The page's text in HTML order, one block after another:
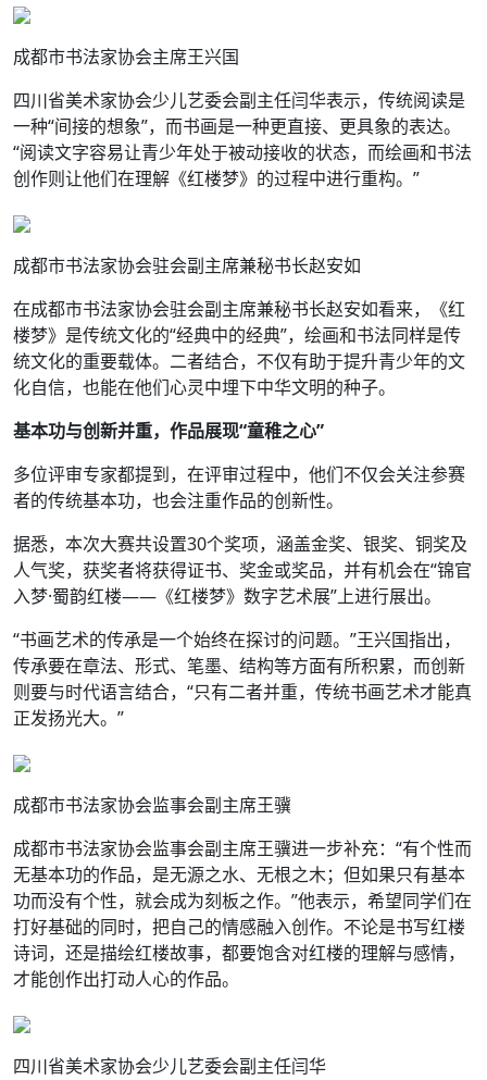
成都市书法家协会主席王兴国
四川省美术家协会少儿艺委会副主任闫华表示，传统阅读是
一种“间接的想象”，而书画是一种更直接、更具象的表达。
“阅读文字容易让青少年处于被动接收的状态，而绘画和书法
创作则让他们在理解《红楼梦》的过程中进行重构。”
成都市书法家协会驻会副主席兼秘书长赵安如
在成都市书法家协会驻会副主席兼秘书长赵安如看来，《红
楼梦》是传统文化的“经典中的经典”，绘画和书法同样是传
统文化的重要载体。二者结合，不仅有助于提升青少年的文
化自信，也能在他们心灵中埋下中华文明的种子。
基本功与创新并重，作品展现“童稚之心”
多位评审专家都提到，在评审过程中，他们不仅会关注参赛
者的传统基本功，也会注重作品的创新性。
据悉，本次大赛共设置30个奖项，涵盖金奖、银奖、铜奖及
人气奖，获奖者将获得证书、奖金或奖品，并有机会在“锦官
入梦·蜀韵红楼——《红楼梦》数字艺术展”上进行展出。
“书画艺术的传承是一个始终在探讨的问题。”王兴国指出，
传承要在章法、形式、笔墨、结构等方面有所积累，而创新
则要与时代语言结合，“只有二者并重，传统书画艺术才能真
正发扬光大。”
成都市书法家协会监事会副主席王骥
成都市书法家协会监事会副主席王骥进一步补充：“有个性而
无基本功的作品，是无源之水、无根之木；但如果只有基本
功而没有个性，就会成为刻板之作。”他表示，希望同学们在
打好基础的同时，把自己的情感融入创作。不论是书写红楼
诗词，还是描绘红楼故事，都要饱含对红楼的理解与感情，
才能创作出打动人心的作品。
四川省美术家协会少儿艺委会副主任闫华